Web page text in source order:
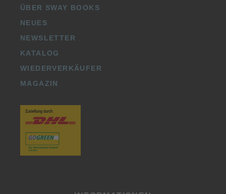
ÜBER SWAY BOOKS
NEUES
NEWSLETTER
KATALOG
WIEDERVERKÄUFER
MAGAZIN